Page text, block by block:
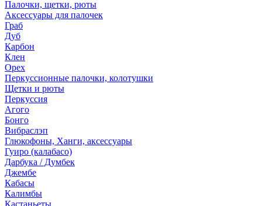
Палочки, щетки, рюты
Аксессуары для палочек
Граб
Дуб
Карбон
Клен
Орех
Перкуссионные палочки, колотушки
Щетки и рюты
Перкуссия
Агого
Бонго
Вибраслэп
Глюкофоны, Ханги, аксессуары
Гуиро (калабасо)
Дарбука / Думбек
Джембе
Кабасы
Калимбы
Кастаньеты